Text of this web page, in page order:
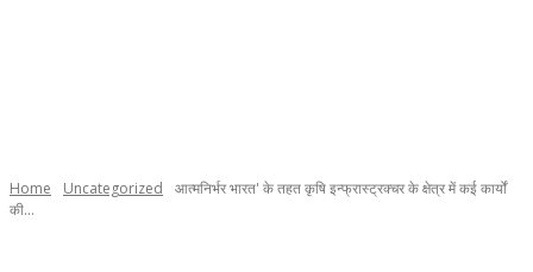
Home Uncategorized
आत्मनिर्भर भारत' के तहत कृषि इन्फ्रास्ट्रक्चर के क्षेत्र में कई कार्यों
की...